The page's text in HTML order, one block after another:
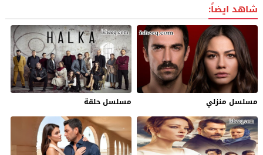
شاهد ايضاً:
مسلسل منزلي مسلسل حلقة